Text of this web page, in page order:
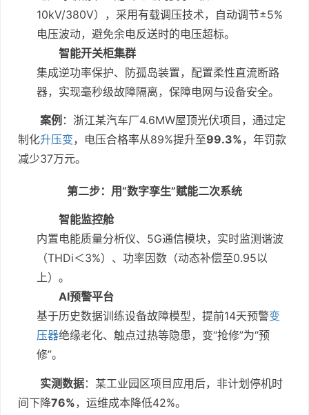
10kV/380V），采用有载调压技术，自动调节±5%
电压波动，避免余电反送时的电压超标。
智能开关柜集群
集成逆功率保护、防孤岛装置，配置柔性直流断路
器，实现毫秒级故障隔离，保障电网与设备安全。
案例 ：浙江某汽车厂4.6MW屋顶光伏项目，通过定
制化升压变，电压合格率从89%提升至99.3%，年罚款
减少37万元。
第二步：用“数字孪生”赋能二次系统
智能监控舱
内置电能质量分析仪、5G通信模块，实时监测谐波
（THDi＜3%）、功率因数（动态补偿至0.95以
上）。
AI预警平台
基于历史数据训练设备故障模型，提前14天预警变
压器绝缘老化、触点过热等隐患，变“抢修”为“预
修”。
实测数据：某工业园区项目应用后，非计划停机时
间下降76%，运维成本降低42%。